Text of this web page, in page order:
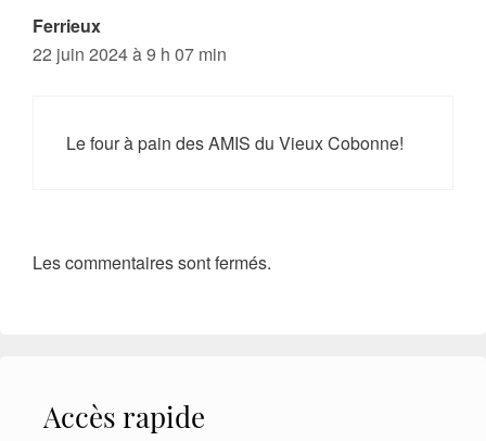
Ferrieux
22 juin 2024 à 9 h 07 min
Le four à pain des AMIS du Vieux Cobonne!
Les commentaires sont fermés.
Accès rapide